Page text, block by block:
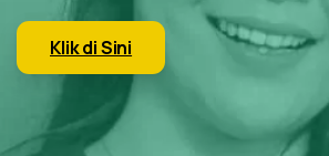
Klik di Sini